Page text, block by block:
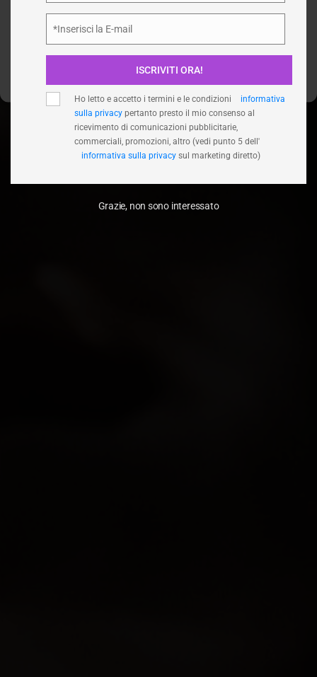
Accetta
Nega
Visualizza le preferenze
*Inserisci la E-mail
ISCRIVITI ORA!
Ho letto e accetto i termini e le condizioni
informativa
sulla privacy pertanto presto il mio consenso al
ricevimento di comunicazioni pubblicitarie,
commerciali, promozioni, altro (vedi punto 5 dell'
informativa sulla privacy sul marketing diretto)
Grazie, non sono interessato